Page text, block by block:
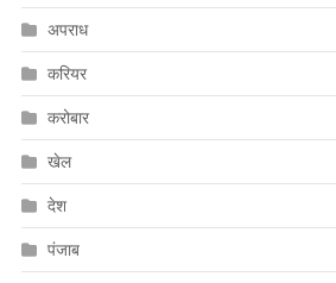
अपराध
करियर
करोबार
खेल
देश
पंजाब